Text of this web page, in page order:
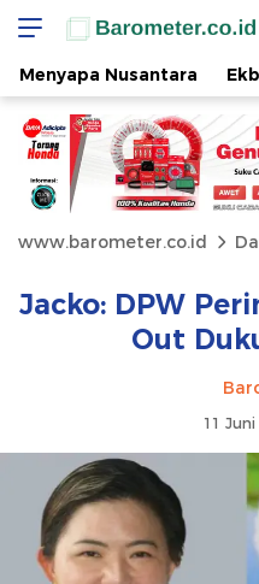
Menyapa Nusantara
www.barometer.co.id
Jacko: DPW
Out
11 Juni